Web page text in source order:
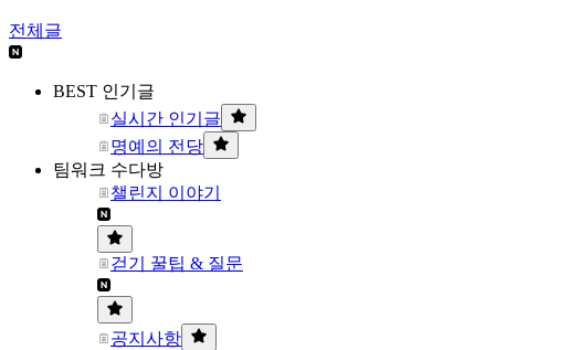
전체글
BEST 인기글
실시간 인기글
명예의 전당
팀워크 수다방
챌린지 이야기
걷기 꿀팁 & 질문
공지사항